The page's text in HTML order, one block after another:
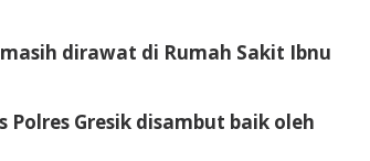
dirawat di Rumah Sakit Ibnu
Gresik disambut baik oleh